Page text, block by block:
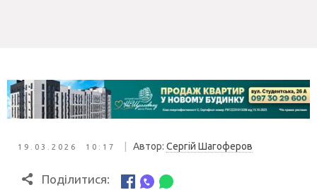
19.03.2026 10:17 Автор: Сергій Шагоферов
Поділитися: